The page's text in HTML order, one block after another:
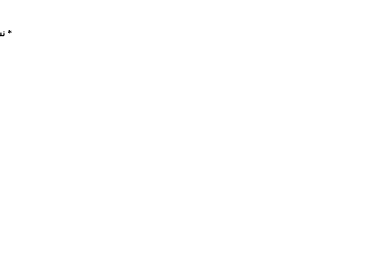
نشانی ایمیل شما منتشر نخواهد شد. بخش‌های موردنیاز علامت‌گذاری شده‌اند *